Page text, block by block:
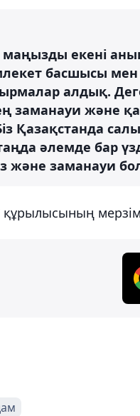
екені
басшысы
алдық.
заманауи және
Қазақстанда
әлемде бар
және заманауи